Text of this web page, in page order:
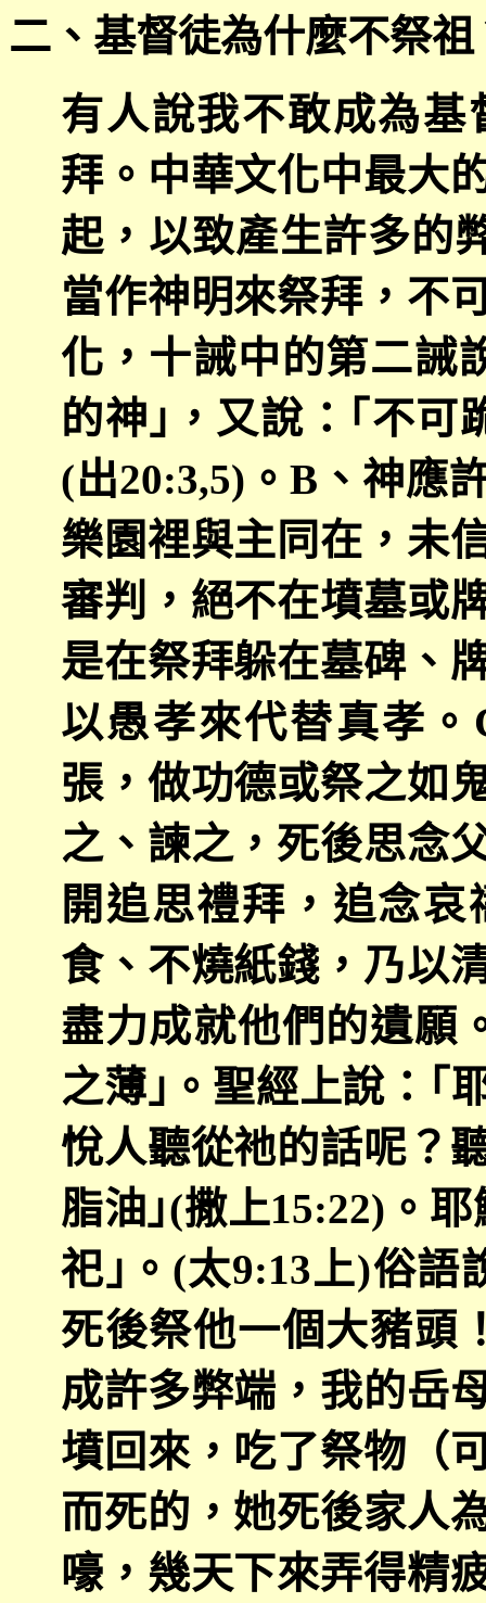
二、基督徒為什麼不祭祖
有人說我不敢成為
拜。中華文化中最大
起，以致產生許多的
當作神明來祭拜，不
化，十誡中的第二誡
的神｣，又說：｢不
(出20:3,5) 。 B 、神應
樂園裡與主同在，未
審判，絕不在墳墓或
是在祭拜躲在墓碑、
以愚孝來代替真孝。
張，做功德或祭之如
之、諫之，死後思念
開追思禮拜，追念
食、不燒紙錢，乃以
盡力成就他們的遺願
之薄｣。聖經上說：｢
悅人聽從祂的話呢？
脂油｣(撒上15:22) 。
祀｣。 (太9:13上)俗語
死後祭他一個大豬頭
成許多弊端，我的岳
墳回來，吃了祭物（
而死的，她死後家人
嚎，幾天下來弄得精